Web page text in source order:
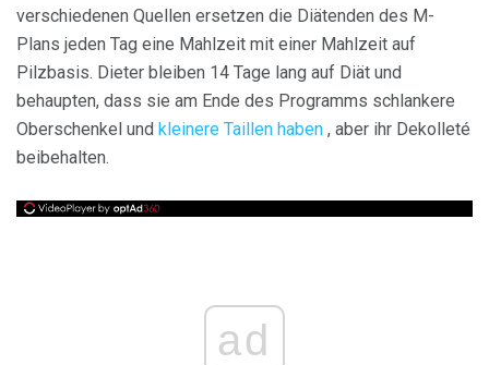
verschiedenen Quellen ersetzen die Diätenden des M-
Plans jeden Tag eine Mahlzeit mit einer Mahlzeit auf
Pilzbasis. Dieter bleiben 14 Tage lang auf Diät und
behaupten, dass sie am Ende des Programms schlankere
Oberschenkel und kleinere Taillen haben , aber ihr Dekolleté
beibehalten.
ad